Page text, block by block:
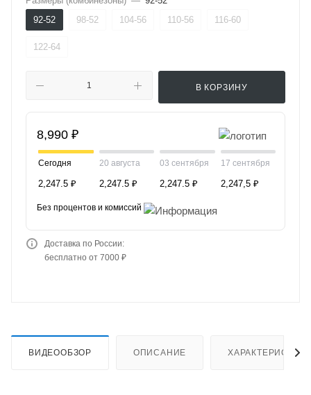
92-52
98-52 104-56 110-56 116-60
122-64
В КОРЗИНУ
8,990 ₽
Сегодня
2,247.5 ₽
20 августа
2,247.5 ₽
03 сентября
2,247.5 ₽
17 сентября
2,247,5 ₽
Без процентов и комиссий
Доставка по России:
бесплатно от 7000 ₽
ВИДЕООБЗОР ОПИСАНИЕ